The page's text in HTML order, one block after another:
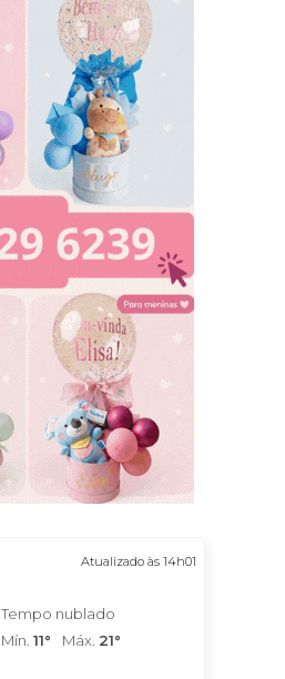
Atualizado às 14h01
Tempo nublado
Mín. 11° Máx. 21°